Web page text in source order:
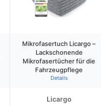
Mikrofasertuch Licargo –
Lackschonende
Mikrofasertücher für die
Fahrzeugpflege
Details
Licargo